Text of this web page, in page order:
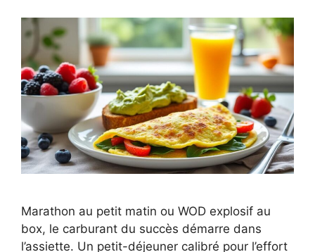
Marathon au petit matin ou WOD explosif au
box, le carburant du succès démarre dans
l’assiette. Un petit-déjeuner calibré pour l’effort